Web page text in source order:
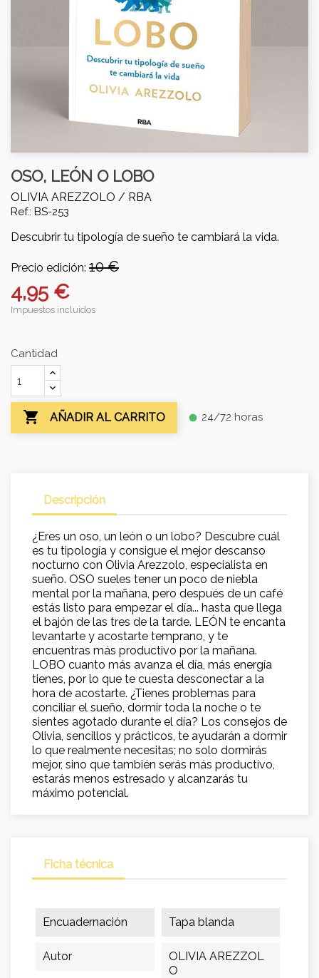
OSO, LEÓN O LOBO
OLIVIA AREZZOLO / RBA
Ref.: BS-253
Descubrir tu tipología de sueño te cambiará la vida.
Precio edición: 10 €
4,95 €
Impuestos incluidos
Cantidad
 AÑADIR AL CARRITO fiber_manual_record 24/72 horas
Descripción
¿Eres un oso, un león o un lobo? Descubre cuál
es tu tipología y consigue el mejor descanso
nocturno con Olivia Arezzolo, especialista en
sueño. OSO sueles tener un poco de niebla
mental por la mañana, pero después de un café
estás listo para empezar el día... hasta que llega
el bajón de las tres de la tarde. LEÓN te encanta
levantarte y acostarte temprano, y te
encuentras más productivo por la mañana.
LOBO cuanto más avanza el día, más energía
tienes, por lo que te cuesta desconectar a la
hora de acostarte. ¿Tienes problemas para
conciliar el sueño, dormir toda la noche o te
sientes agotado durante el día? Los consejos de
Olivia, sencillos y prácticos, te ayudarán a dormir
lo que realmente necesitas; no solo dormirás
mejor, sino que también serás más productivo,
estarás menos estresado y alcanzarás tu
máximo potencial.
Ficha técnica
Encuadernación Tapa blanda
Autor
OLIVIA AREZZOL
O